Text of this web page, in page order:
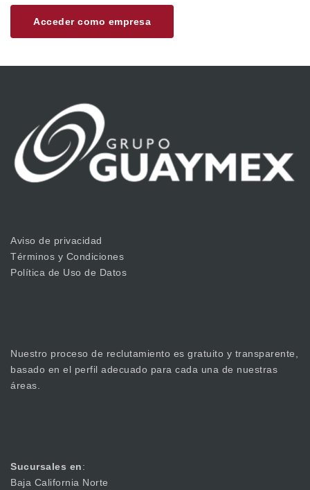
Acceder como empresa
Aviso de privacidad
Términos y Condiciones
Política de Uso de Datos
Nuestro proceso de reclutamiento es gratuito y transparente,
basado en el perfil adecuado para cada una de nuestras
áreas.
Sucursales en:
Baja California Norte